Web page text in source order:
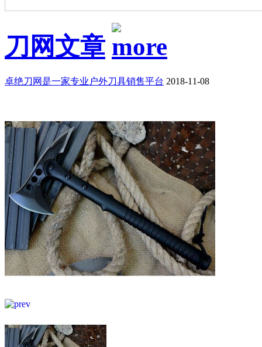
刀网文章
卓绝刀网是一家专业户外刀具销售平台 2018-11-08